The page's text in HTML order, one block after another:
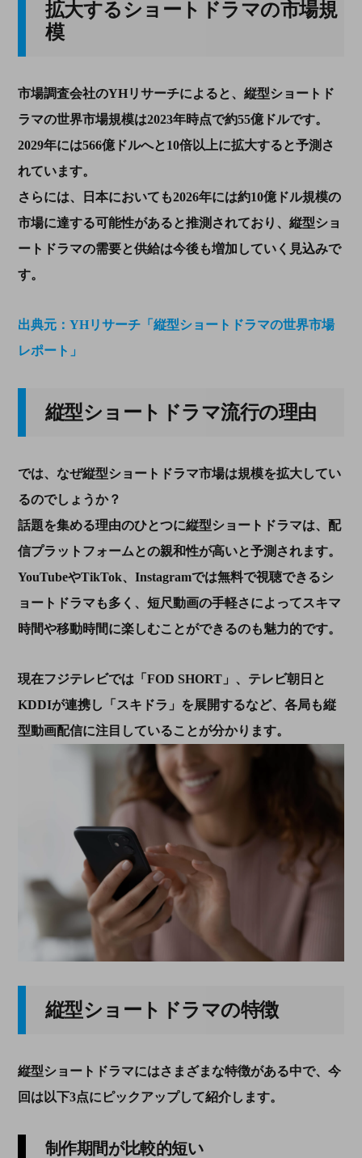
拡大するショートドラマの市場規
模
市場調査会社のYHリサーチによると、縦型ショートド
ラマの世界市場規模は2023年時点で約55億ドルです。
2029年には566億ドルへと10倍以上に拡大すると予測さ
れています。
さらには、日本においても2026年には約10億ドル規模の
市場に達する可能性があると推測されており、縦型ショ
ートドラマの需要と供給は今後も増加していく見込みで
す。
出典元：YHリサーチ「縦型ショートドラマの世界市場
レポート」
縦型ショートドラマ流行の理由
では、なぜ縦型ショートドラマ市場は規模を拡大してい
るのでしょうか？
話題を集める理由のひとつに縦型ショートドラマは、配
信プラットフォームとの親和性が高いと予測されます。
YouTubeやTikTok、Instagramでは無料で視聴できるシ
ョートドラマも多く、短尺動画の手軽さによってスキマ
時間や移動時間に楽しむことができるのも魅力的です。
現在フジテレビでは「FOD SHORT」、テレビ朝日と
KDDIが連携し「スキドラ」を展開するなど、各局も縦
型動画配信に注目していることが分かります。
縦型ショートドラマの特徴
縦型ショートドラマにはさまざまな特徴がある中で、今
回は以下3点にピックアップして紹介します。
制作期間が比較的短い